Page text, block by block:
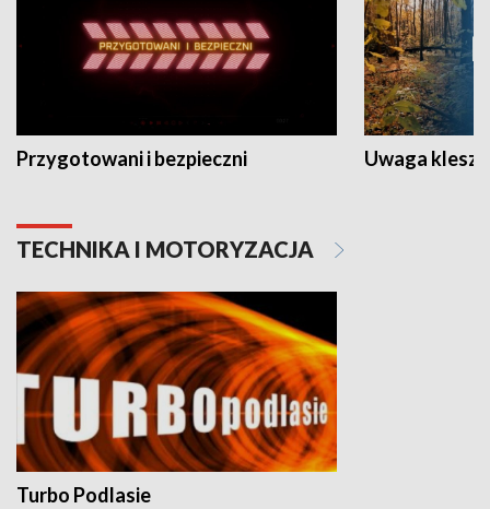
Przygotowani i bezpieczni Uwaga
TECHNIKA I MOTORYZACJA
Turbo Podlasie